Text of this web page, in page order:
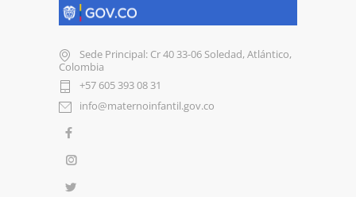
Sede Principal: Cr 40 33-06 Soledad, Atlántico,
Colombia
+57 605 393 08 31
info@maternoinfantil.gov.co